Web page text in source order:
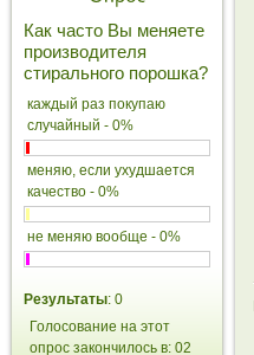
Как часто Вы меняете
производителя
стирального порошка?
каждый раз покупаю
случайный - 0%
меняю, если ухудшается
качество - 0%
не меняю вообще - 0%
Результаты: 0
Голосование на этот
опрос закончилось в: 02